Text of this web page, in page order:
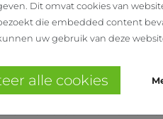
MOSS
unieke combinatie
Dit omvat cookies van
die embedded content
uw gebruik van deze
alle cookies